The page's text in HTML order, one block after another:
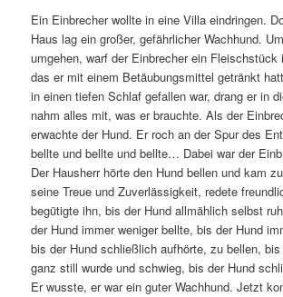
Ein Einbrecher wollte in eine Villa eindringen.
Haus lag ein großer, gefährlicher Wachhund.
umgehen, warf der Einbrecher ein Fleischstück
das er mit einem Betäubungsmittel getränkt
in einen tiefen Schlaf gefallen war, drang er in
nahm alles mit, was er brauchte. Als der
erwachte der Hund. Er roch an der Spur des
bellte und bellte und bellte… Dabei war der
Der Hausherr hörte den Hund bellen und kam
seine Treue und Zuverlässigkeit, redete
begütigte ihn, bis der Hund allmählich selbst
der Hund immer weniger bellte, bis der Hund
bis der Hund schließlich aufhörte, zu bellen,
ganz still wurde und schwieg, bis der Hund
Er wusste, er war ein guter Wachhund. Jetzt